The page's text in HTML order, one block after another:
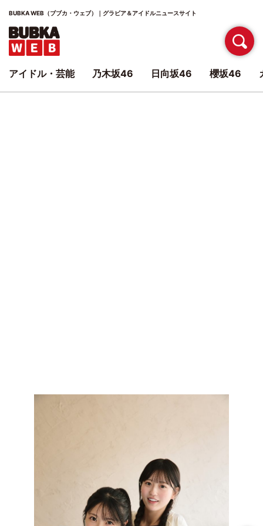
BUBKA WEB（ブブカ・ウェブ）｜グラビア＆アイドルニュースサイト
アイドル・芸能 乃木坂46 日向坂46 櫻坂46